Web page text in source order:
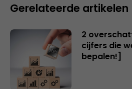
Gerelateerde artikelen
2
cijfers die
bepalen!]